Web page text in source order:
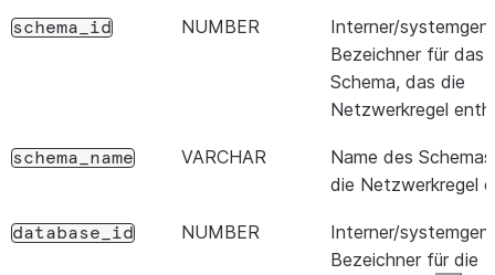
schema_id NUMBER
Interner/
Bezeichner für das
Schema, das die
Netzwerkregel
schema_name VARCHAR
Name des
die Netzwerkregel
database_id NUMBER
Interner/
Bezeichner für die